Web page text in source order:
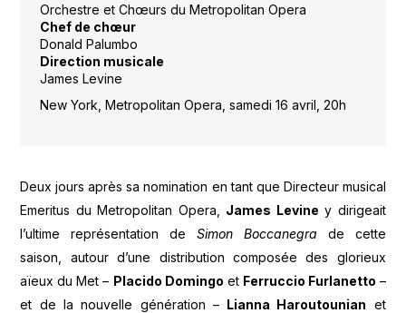
Orchestre et Chœurs du Metropolitan Opera
Chef de chœur
Donald Palumbo
Direction musicale
James Levine
New York, Metropolitan Opera, samedi 16 avril, 20h
Deux jours après sa nomination en tant que Directeur musical
Emeritus du Metropolitan Opera, James Levine y dirigeait
l’ultime représentation de Simon Boccanegra de cette
saison, autour d’une distribution composée des glorieux
aïeux du Met – Placido Domingo et Ferruccio Furlanetto –
et de la nouvelle génération – Lianna Haroutounian et